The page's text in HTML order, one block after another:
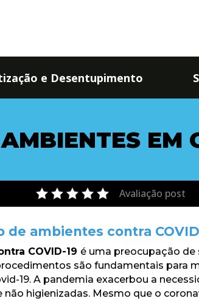
e Desentupimento
EM
Avaliação post
ambientes contra
COVID-19 é uma preocupação
são fundamentais para
19. A pandemia exacerbou a
higienizadas. Mesmo que o